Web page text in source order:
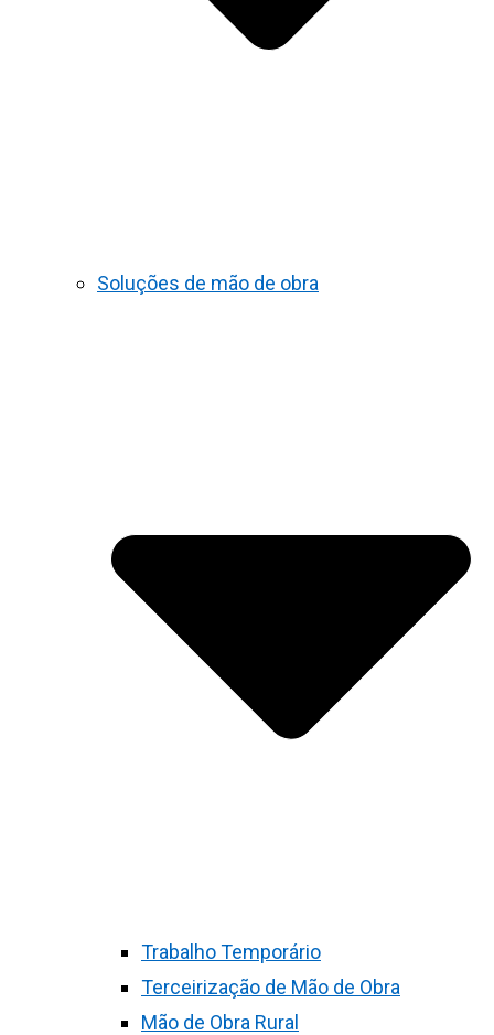
Soluções de mão de obra
Trabalho Temporário
Terceirização de Mão de Obra
Mão de Obra Rural